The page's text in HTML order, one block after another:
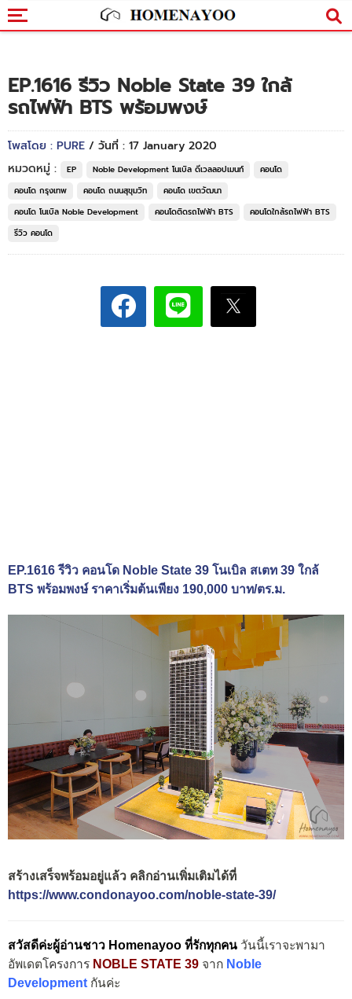
EP.1616 รีวิว Noble State 39 ใกล้
รถไฟฟ้า BTS พร้อมพงษ์
โพสโดย : PURE / วันที่ : 17 January 2020
หมวดหมู่ :
EP Noble Development โนเบิล ดีเวลลอปเมนท์
คอนโด
คอนโด กรุงเทพ
คอนโด ถนนสุขุมวิท
คอนโด เขตวัฒนา
คอนโด โนเบิล Noble Development
คอนโดติดรถไฟฟ้า BTS
คอนโดใกล้รถไฟฟ้า BTS
รีวิว คอนโด
EP.1616 รีวิว คอนโด Noble State 39 โนเบิล สเตท 39 ใกล้
BTS พร้อมพงษ์ ราคาเริ่มต้นเพียง 190,000 บาท/ตร.ม.
สร้างเสร็จพร้อมอยู่แล้ว คลิกอ่านเพิ่มเติมได้ที่
https://www.condonayoo.com/noble-state-39/
สวัสดีค่ะผู้อ่านชาว Homenayoo ที่รักทุกคน วันนี้เราจะพามา
อัพเดตโครงการ NOBLE STATE 39 จาก Noble
Development กันค่ะ